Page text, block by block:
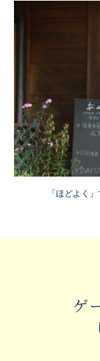
「ほどよく
ゲ